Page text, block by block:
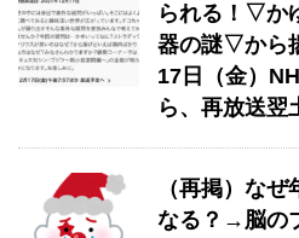
られる！▽か
器の謎▽から
17日（金）
ら、再放送翌
（再掲）な
なる？→脳の